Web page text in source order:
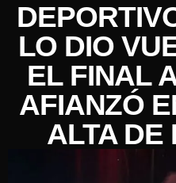
LO DIO
EL FINAL
AFIANZÓ
ALTA DE